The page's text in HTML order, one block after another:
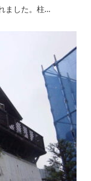
ました。柱…